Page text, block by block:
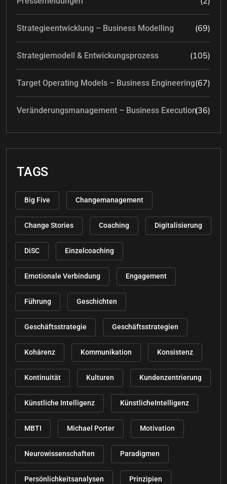
Strategieentwicklung – Business Modelling (69)
Strategiemodell & Entwickungsprozess (105)
Target Operating Models – Business Engineering(67)
Veränderungsmanagement – Business Execution(36)
TAGS
Big Five Changemanagement
Change Stories Coaching Digitalisierung
DiSC Einzelcoaching
Emotionale Verbindung Engagement
Führung Geschichten
Geschäftsstrategie Geschäftsstrategien
Kohärenz Kommunikation Konsistenz
Kontinuität Kulturen Kundenzentrierung
Künstliche Intelligenz KünstlicheIntelligenz
MBTI Michael Porter Motivation
Neurowissenschaften Paradigmen
Persönlichkeitsanalysen Prinzipien